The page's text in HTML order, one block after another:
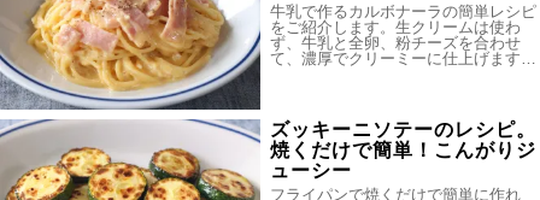
牛乳で作るカルボナーラの簡単レシピ
をご紹介します。生クリームは使わ
ず、牛乳と全卵、粉チーズを合わせ
て、濃厚でクリーミーに仕上げます…
ズッキーニソテーのレシピ。
焼くだけで簡単！こんがりジ
ューシー
フライパンで焼くだけで簡単に作れ